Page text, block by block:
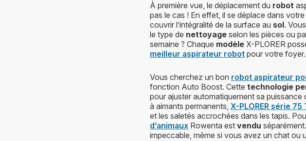
À première vue, le déplacement du robot
pas le cas ! En effet, il se déplace dans
couvrir l’intégralité de la surface au sol.
le type de nettoyage selon les pièces ou
semaine ? Chaque modèle X-PLORER
meilleur aspirateur robot pour votre foyer.
Vous cherchez un bon robot aspirateur
fonction Auto Boost. Cette technologie
pour ajuster automatiquement sa puissance
à aimants permanents, X-PLORER série 75
et les saletés accrochées dans les tapis.
d’animaux Rowenta est vendu
impeccable, même si vous avez un chat ou